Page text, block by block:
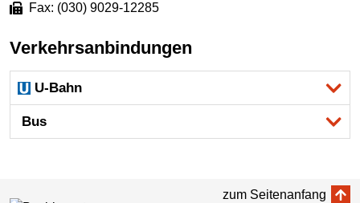
Fax: (030) 9029-12285
Verkehrsanbindungen
U-Bahn
Bus
zum Seitenanfang